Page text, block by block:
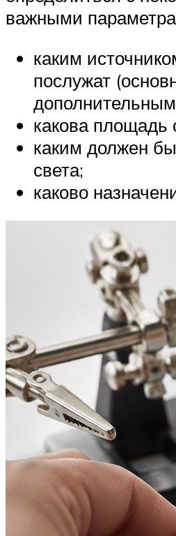
важными
каким
послужат
какова площадь
каким должен
света;
каково